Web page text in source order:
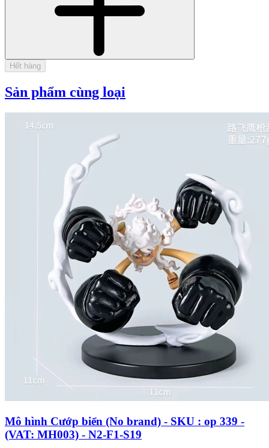
Hết hàng
Sản phẩm cùng loại
Mô hình Cướp biển (No brand) - SKU : op 339 -
(VAT: MH003) - N2-F1-S19